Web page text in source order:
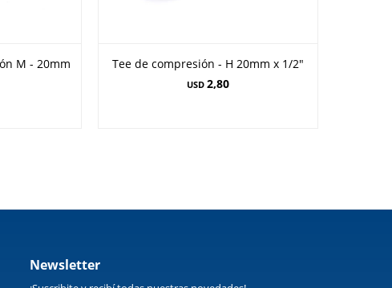
M - 20mm
Tee de compresión - H 20mm x 1/2"
USD 2,80
Newsletter